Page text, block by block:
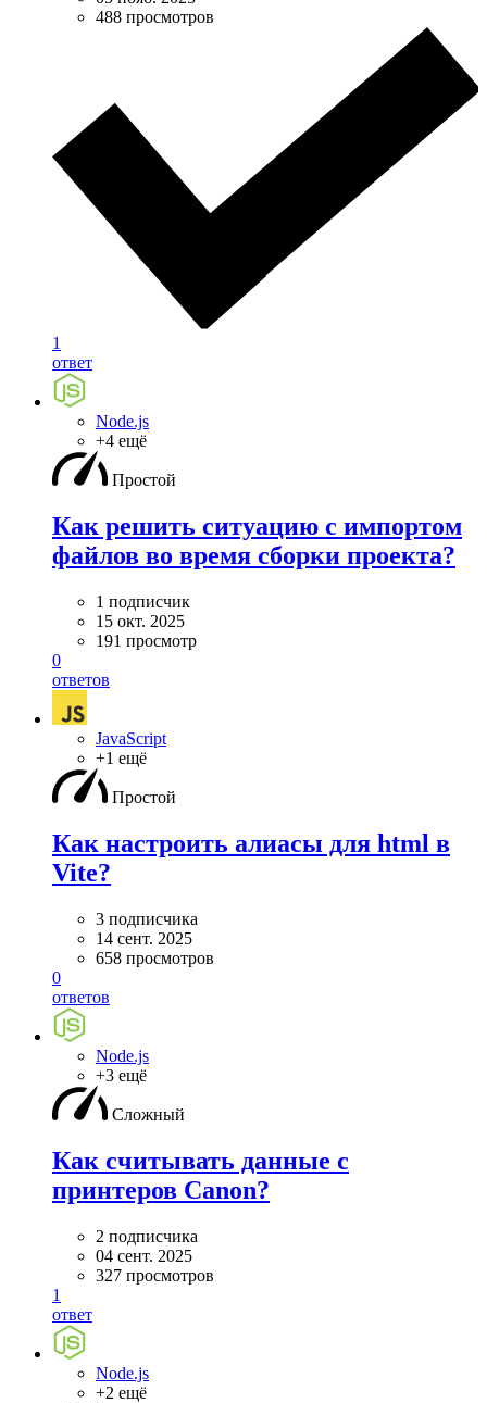
488 просмотров
1
ответ
Node.js
+4 ещё
Простой
Как решить ситуацию с импортом
файлов во время сборки проекта?
1 подписчик
15 окт. 2025
191 просмотр
0
ответов
JavaScript
+1 ещё
Простой
Как настроить алиасы для html в
Vite?
3 подписчика
14 сент. 2025
658 просмотров
0
ответов
Node.js
+3 ещё
Сложный
Как считывать данные с
принтеров Canon?
2 подписчика
04 сент. 2025
327 просмотров
1
ответ
Node.js
+2 ещё